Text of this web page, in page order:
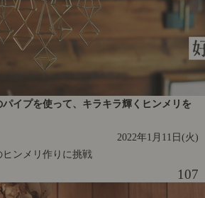
パイプを使って、キラキラ輝くヒンメリを
2022年1月11日(火)
ンメリ作りに挑戦
107